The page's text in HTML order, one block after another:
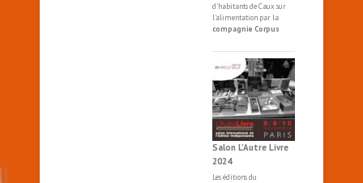
d'habitants de Caux sur
l'alimentation par la
compagnie Corpus
Salon L’Autre Livre
2024
Les éditions du